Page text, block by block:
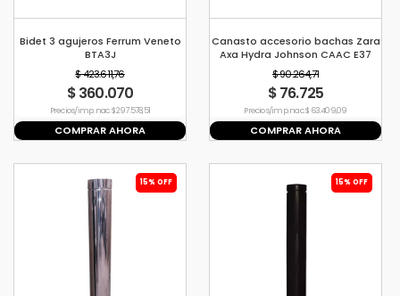
Bidet 3 agujeros Ferrum Veneto
BTA3J
$ 423.611,76
$ 360.070
Precio s/imp. nac. $ 297.578,51
COMPRAR AHORA
Canasto accesorio bachas Zara
Axa Hydra Johnson CAAC E37
$ 90.264,71
$ 76.725
Precio s/imp. nac. $ 63.409,09
COMPRAR AHORA
15% OFF 15% OFF